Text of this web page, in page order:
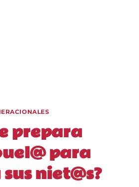
prepara
para
niet@s?